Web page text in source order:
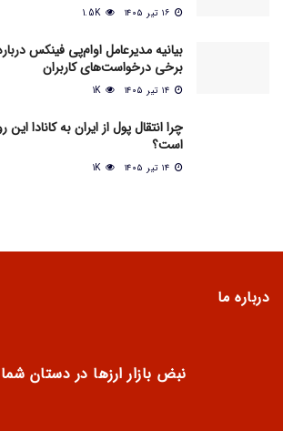
1.5K
بیانیه مدیرعامل او‌ام‌پی فینکس
برخی درخواست‌های کاربران
1K
چرا انتقال پول از ایران به کانادا
است؟
1K
درباره ما
نبض بازار ارزها در دستان